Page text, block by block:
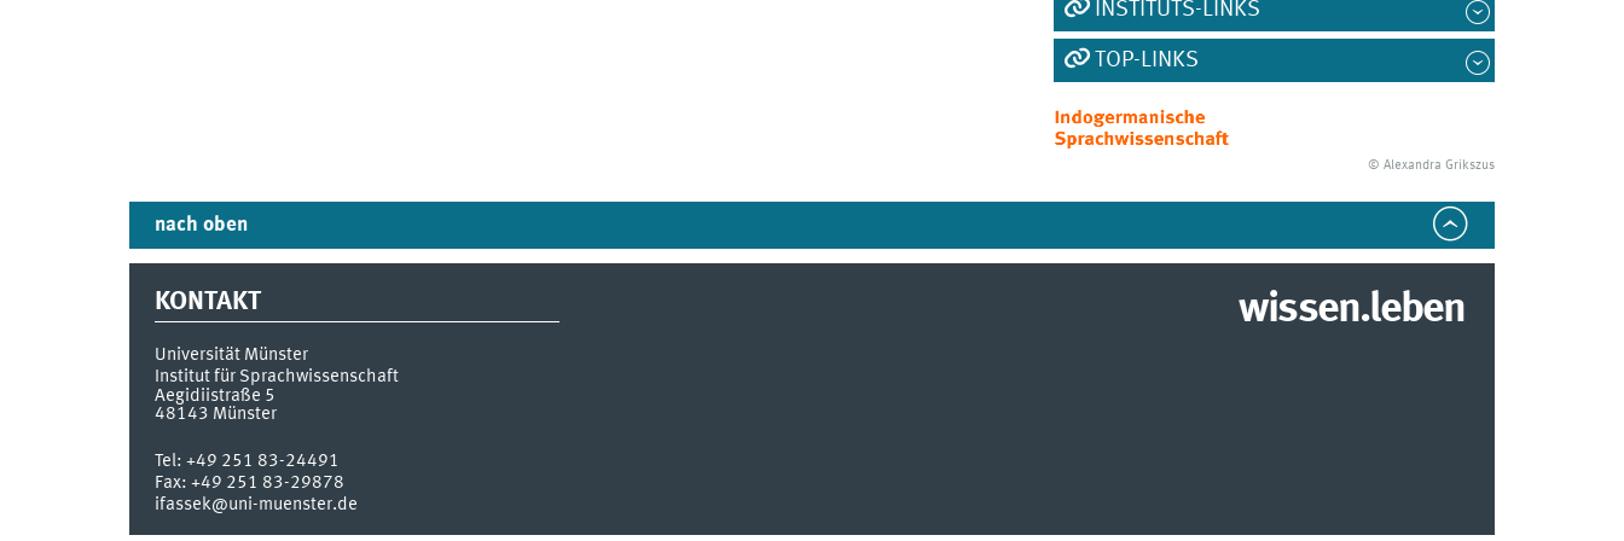
INSTITUTS-LINKS
TOP-LINKS
© Alexandra Grikszus
nach oben
KONTAKT
Universität Münster
Institut für Sprachwissenschaft
Aegidiistraße 5
48143 Münster
Tel: +49 251 83-24491
Fax: +49 251 83-29878
ifassek@uni-muenster.de
wissen.leben